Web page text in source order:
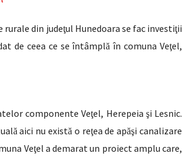
rurale din judeţul Hunedoara se fac investiţii
de ceea ce se întâmplă în comuna Veţel,
componente Veţel, Herepeia şi Lesnic.
ăaici nu există o reţea de apăşi canalizare
Veţel a demarat un proiect amplu care,